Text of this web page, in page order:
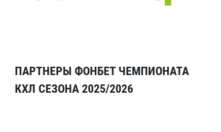
ПАРТНЕРЫ ФОНБЕТ ЧЕМПИОНАТА
КХЛ СЕЗОНА 2025/2026